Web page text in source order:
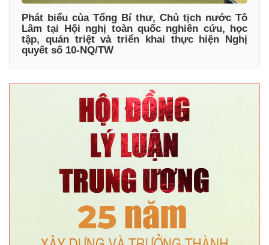
Phát biểu của Tổng Bí thư, Chủ tịch nước Tô
Lâm tại Hội nghị toàn quốc nghiên cứu, học
tập, quán triệt và triển khai thực hiện Nghị
quyết số 10-NQ/TW